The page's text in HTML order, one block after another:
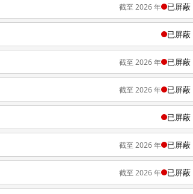
截至 2026 年 已屏蔽
已屏蔽
截至 2026 年 已屏蔽
截至 2026 年 已屏蔽
已屏蔽
截至 2026 年 已屏蔽
截至 2026 年 已屏蔽